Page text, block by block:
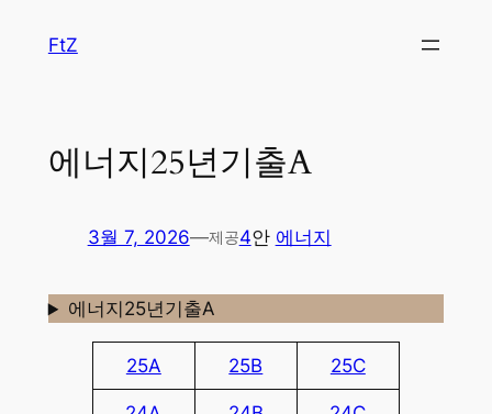
FtZ
에너지25년기출A
3월 7, 2026—제공4안 에너지
에너지25년기출A
25A 25B 25C